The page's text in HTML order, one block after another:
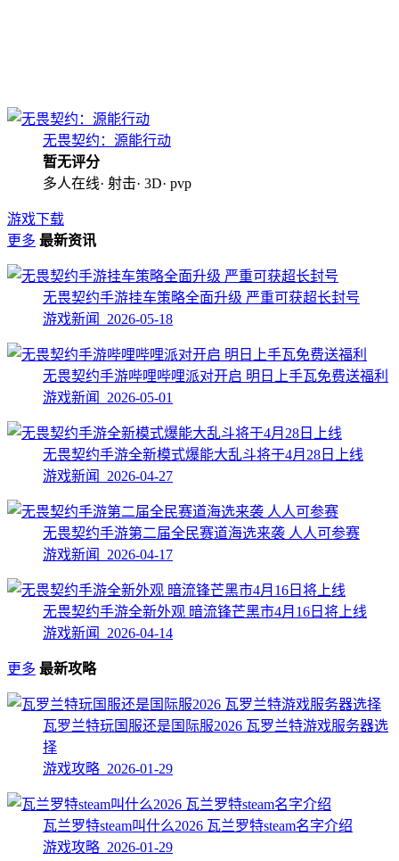
无畏契约：源能行动
暂无评分
多人在线· 射击· 3D· pvp
游戏下载
更多 最新资讯
无畏契约手游挂车策略全面升级​ 严重可获超长封号
游戏新闻 2026-05-18
无畏契约手游哔哩哔哩派对开启 明日上手瓦免费送福利
游戏新闻 2026-05-01
无畏契约手游全新模式爆能大乱斗将于4月28日上线
游戏新闻 2026-04-27
无畏契约手游第二届全民赛道海选来袭 人人可参赛
游戏新闻 2026-04-17
无畏契约手游全新外观 暗流锋芒黑市4月16日将上线
游戏新闻 2026-04-14
更多 最新攻略
瓦罗兰特玩国服还是国际服2026 瓦罗兰特游戏服务器选
择
游戏攻略 2026-01-29
瓦兰罗特steam叫什么2026 瓦兰罗特steam名字介绍
游戏攻略 2026-01-29